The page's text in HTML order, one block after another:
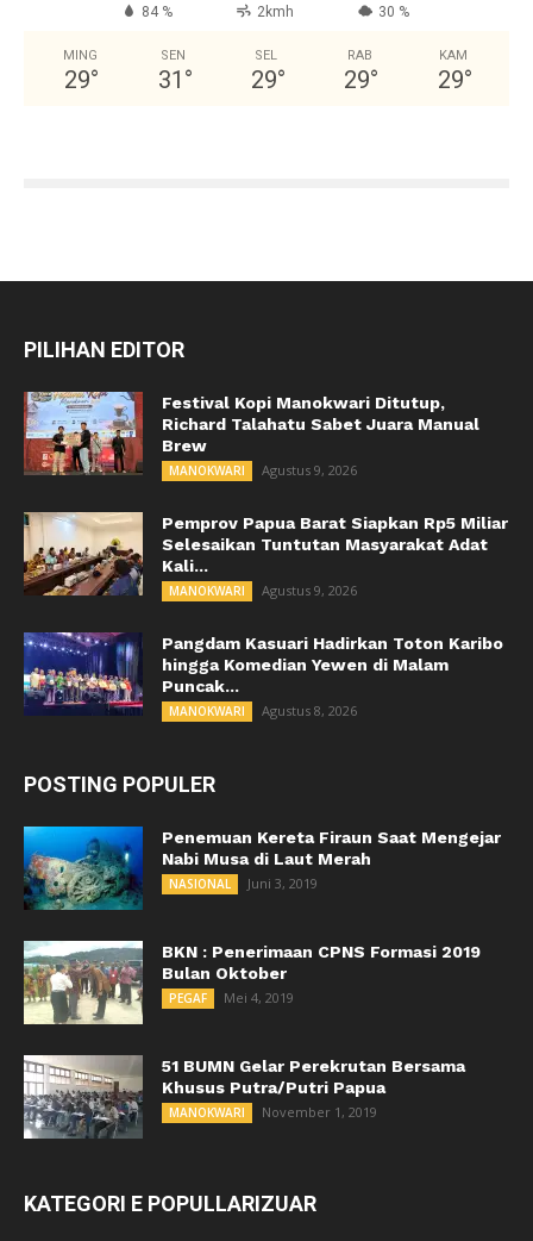
84 % 2kmh 30 %
MING
29°
SEN
31 °
SEL
29°
RAB
29°
KAM
29°
PILIHAN EDITOR
Festival Kopi Manokwari Ditutup,
Richard Talahatu Sabet Juara Manual
Brew
MANOKWARI Agustus 9, 2026
Pemprov Papua Barat Siapkan Rp5 Miliar
Selesaikan Tuntutan Masyarakat Adat
Kali...
MANOKWARI Agustus 9, 2026
Pangdam Kasuari Hadirkan Toton Karibo
hingga Komedian Yewen di Malam
Puncak...
MANOKWARI Agustus 8, 2026
POSTING POPULER
Penemuan Kereta Firaun Saat Mengejar
Nabi Musa di Laut Merah
NASIONAL Juni 3, 2019
BKN : Penerimaan CPNS Formasi 2019
Bulan Oktober
PEGAF Mei 4, 2019
51 BUMN Gelar Perekrutan Bersama
Khusus Putra/Putri Papua
MANOKWARI November 1, 2019
KATEGORI E POPULLARIZUAR